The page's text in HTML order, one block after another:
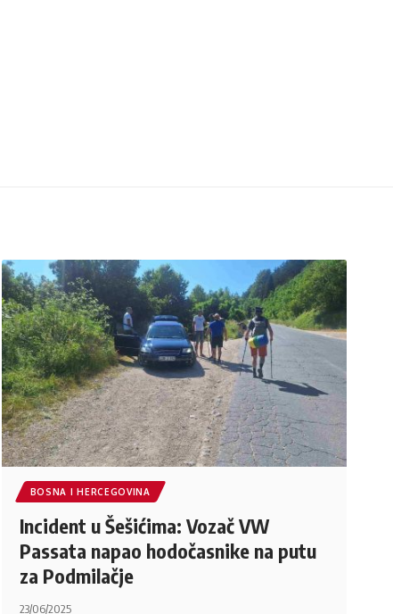
BOSNA I HERCEGOVINA
Incident u Šešićima: Vozač VW
Passata napao hodočasnike na putu
za Podmilačje
23/06/2025